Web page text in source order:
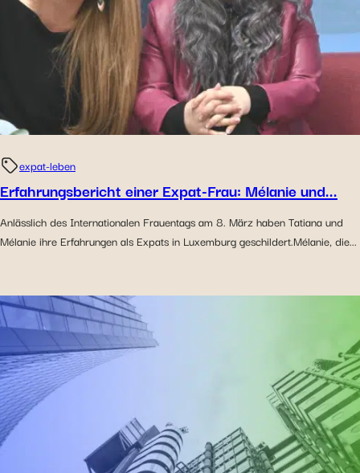
expat-leben
Erfahrungsbericht einer Expat-Frau: Mélanie und...
Anlässlich des Internationalen Frauentags am 8. März haben Tatiana und
Mélanie ihre Erfahrungen als Expats in Luxemburg geschildert.Mélanie, die...